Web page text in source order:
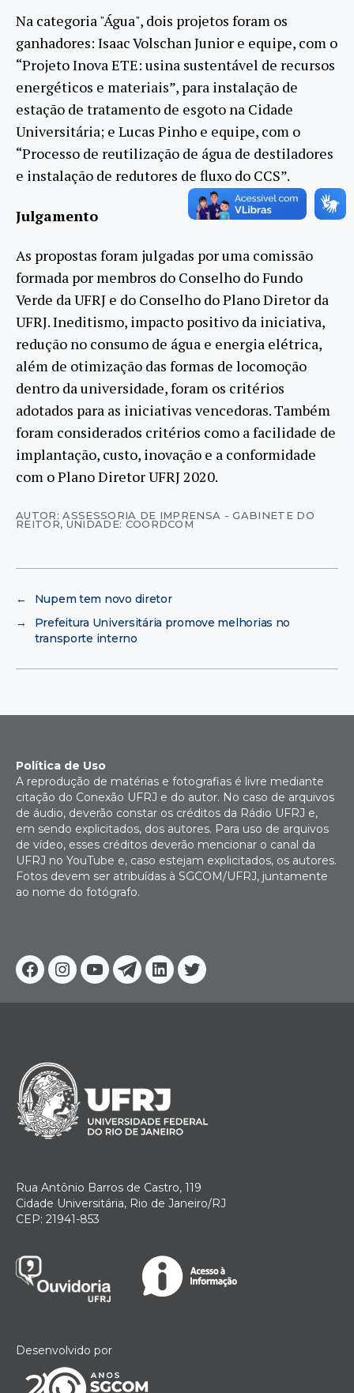
Na categoria "Água", dois projetos foram os
ganhadores: Isaac Volschan Junior e equipe, com o
“Projeto Inova ETE: usina sustentável de recursos
energéticos e materiais”, para instalação de
estação de tratamento de esgoto na Cidade
Universitária; e Lucas Pinho e equipe, com o
“Processo de reutilização de água de destiladores
e instalação de redutores de fluxo do CCS”.
Julgamento
As propostas foram julgadas por uma comissão
formada por membros do Conselho do Fundo
Verde da UFRJ e do Conselho do Plano Diretor da
UFRJ. Ineditismo, impacto positivo da iniciativa,
redução no consumo de água e energia elétrica,
além de otimização das formas de locomoção
dentro da universidade, foram os critérios
adotados para as iniciativas vencedoras. Também
foram considerados critérios como a facilidade de
implantação, custo, inovação e a conformidade
com o Plano Diretor UFRJ 2020.
AUTOR: ASSESSORIA DE IMPRENSA - GABINETE DO
REITOR, UNIDADE: COORDCOM
←
Nupem tem novo diretor
→
Prefeitura Universitária promove melhorias no
transporte interno
Facebook
Instagram
YoutubeTelegram
Linkedin
Twitter
Política de Uso
A reprodução de matérias e fotografias é livre mediante
citação do Conexão UFRJ e do autor. No caso de arquivos
de áudio, deverão constar os créditos da Rádio UFRJ e,
em sendo explicitados, dos autores. Para uso de arquivos
de vídeo, esses créditos deverão mencionar o canal da
UFRJ no YouTube e, caso estejam explicitados, os autores.
Fotos devem ser atribuídas à SGCOM/UFRJ, juntamente
ao nome do fotógrafo.
Rua Antônio Barros de Castro, 119
Cidade Universitária, Rio de Janeiro/RJ
CEP: 21941-853
Desenvolvido por